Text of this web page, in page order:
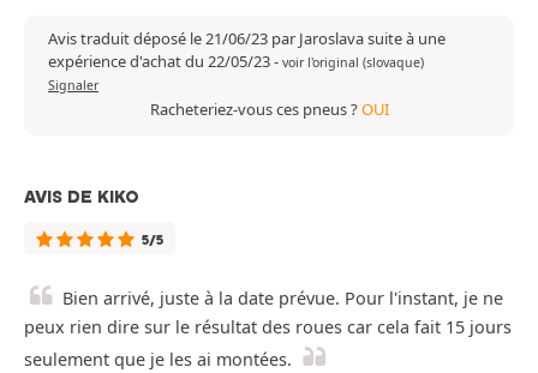
Avis traduit déposé le 21/06/23 par Jaroslava suite à une
expérience d'achat du 22/05/23- voir l'original (slovaque)
Signaler
Racheteriez-vous ces pneus ?OUI
AVIS DE KIKO
5/5
Bien arrivé, juste à la date prévue. Pour l'instant, je ne
peux rien dire sur le résultat des roues car cela fait 15 jours
seulement que je les ai montées.